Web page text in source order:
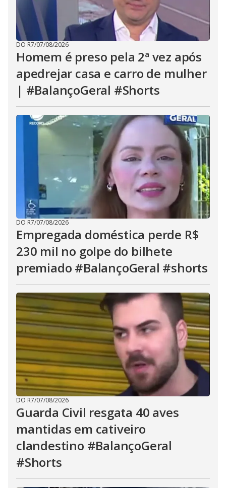
DO R7/07/08/2026
Homem é preso pela 2ª vez após
apedrejar casa e carro de mulher
| #BalançoGeral #Shorts
DO R7/07/08/2026
Empregada doméstica perde R$
230 mil no golpe do bilhete
premiado #BalançoGeral #shorts
DO R7/07/08/2026
Guarda Civil resgata 40 aves
mantidas em cativeiro
clandestino #BalançoGeral
#Shorts